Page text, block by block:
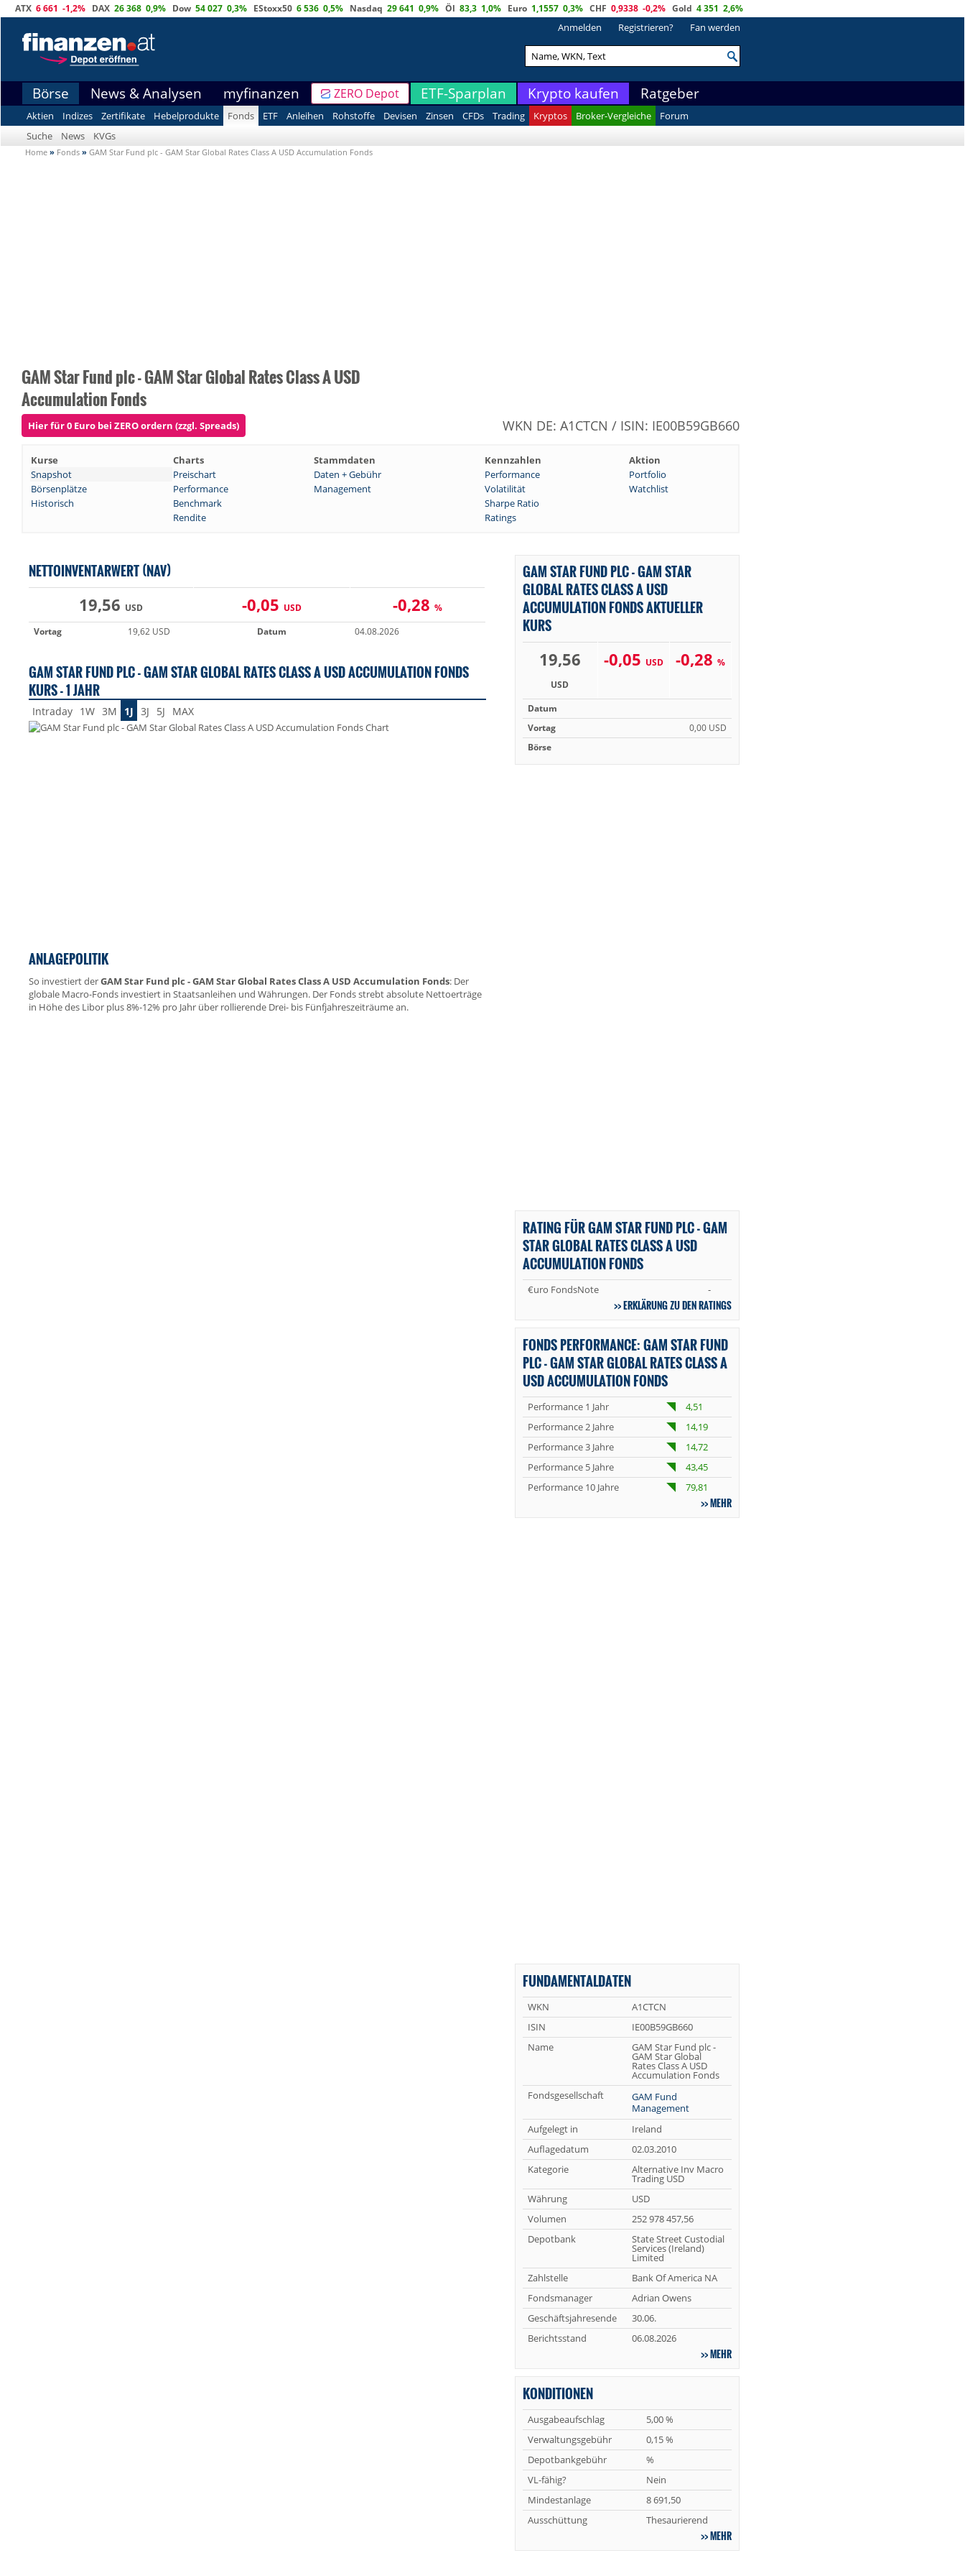
ATX 6 661 -1,2% DAX 26 368 0,9% Dow 54 027 0,3% EStoxx50 6 536 0,5% Nasdaq 29 641 0,9% Öl 83,3 1,0% Euro 1,1557 0,3% CHF 0,9338 -0,2% Gold 4 351 2,6%
Anmelden Registrieren? Fan werden
Börse News & Analysen myfinanzen ZERO Depot ETF-Sparplan Krypto kaufen Ratgeber
Aktien Indizes Zertifikate Hebelprodukte Fonds ETF Anleihen Rohstoffe Devisen Zinsen CFDs Trading Kryptos Broker-Vergleiche
Forum
Suche
News KVGs
Home » Fonds » GAM Star Fund plc - GAM Star Global Rates Class A USD Accumulation Fonds
GAM Star Fund plc - GAM Star Global Rates Class A USD
Accumulation Fonds
Hier für 0 Euro bei ZERO ordern (zzgl. Spreads) WKN DE: A1CTCN / ISIN: IE00B59GB660
Kurse Charts Stammdaten Kennzahlen
Aktion
Snapshot
Preischart Daten + Gebühr Performance
Portfolio
Börsenplätze
Performance Management Volatilität
Watchlist
Historisch
Benchmark
Sharpe Ratio
Rendite
Ratings
NETTOINVENTARWERT (NAV)
19,56 USD -0,05 USD -0,28 %
Vortag
19,62 USD Datum 04.08.2026
GAM STAR FUND PLC - GAM STAR GLOBAL RATES CLASS A USD ACCUMULATION FONDS
KURS - 1 JAHR
Intraday 1W 3M 1J 3J 5J MAX
ANLAGEPOLITIK
So investiert derGAM Star Fund plc - GAM Star Global Rates Class A USD Accumulation Fonds: Der
globale Macro-Fonds investiert in Staatsanleihen und Währungen. Der Fonds strebt absolute Nettoerträge
in Höhe des Libor plus 8%-12% pro Jahr über rollierende Drei- bis Fünfjahreszeiträume an.
GAM STAR FUND PLC - GAM STAR
GLOBAL RATES CLASS A USD
ACCUMULATION FONDS AKTUELLER
KURS
19,56
USD
-0,05 USD -0,28 %
Datum
Vortag
0,00 USD
Börse
RATING FÜR GAM STAR FUND PLC - GAM
STAR GLOBAL RATES CLASS A USD
ACCUMULATION FONDS
€uro FondsNote -
ERKLÄRUNG ZU DEN RATINGS
FONDS PERFORMANCE: GAM STAR FUND
PLC - GAM STAR GLOBAL RATES CLASS A
USD ACCUMULATION FONDS
Performance 1 Jahr
4,51
Performance 2 Jahre
14,19
Performance 3 Jahre
14,72
Performance 5 Jahre
43,45
Performance 10 Jahre
79,81
MEHR
FUNDAMENTALDATEN
WKN
A1CTCN
ISIN
IE00B59GB660
Name
GAM Star Fund plc -
GAM Star Global
Rates Class A USD
Accumulation Fonds
Fondsgesellschaft
GAM Fund
Management
Aufgelegt in
Ireland
Auflagedatum
02.03.2010
Kategorie
Alternative Inv Macro
Trading USD
Währung
USD
Volumen
252 978 457,56
Depotbank
State Street Custodial
Services (Ireland)
Limited
Zahlstelle
Bank Of America NA
Fondsmanager
Adrian Owens
Geschäftsjahresende
30.06.
Berichtsstand
06.08.2026
MEHR
KONDITIONEN
Ausgabeaufschlag
5,00 %
Verwaltungsgebühr
0,15 %
Depotbankgebühr
%
VL-fähig?
Nein
Mindestanlage
8 691,50
Ausschüttung
Thesaurierend
MEHR